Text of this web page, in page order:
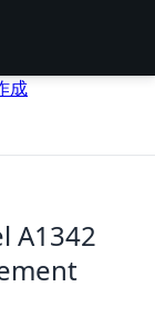
成
A1342